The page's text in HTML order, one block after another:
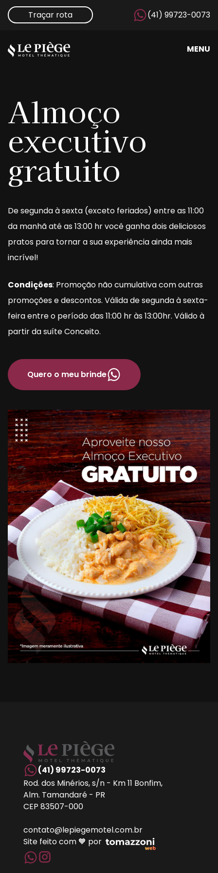
Traçar rota (41) 99723-0073
MENU
Almoço
executivo
gratuito
De segunda à sexta (exceto feriados) entre as 11:00
da manhã até as 13:00 hr você ganha dois deliciosos
pratos para tornar a sua experiência ainda mais
incrível!
Condições: Promoção não cumulativa com outras
promoções e descontos. Válida de segunda à sexta-
feira entre o período das 11:00 hr às 13:00hr. Válido à
partir da suíte Conceito.
Quero o meu brinde
(41) 99723-0073
Rod. dos Minérios, s/n - Km 11 Bonfim,
Alm. Tamandaré - PR
CEP 83507-000
contato@lepiegemotel.com.br
Site feito com 🧡 por